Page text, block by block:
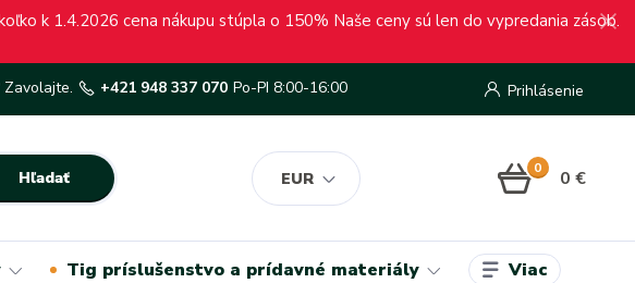
k 1.4.2026 cena nákupu stúpla o 150% Naše ceny sú len do vypredania zásob.
EUR
Prihlásenie
Hľadať
Zavolajte. +421 948 337 070 Po-PI 8:00-16:00
0 0 €
Tig príslušenstvo a prídavné materiály Viac